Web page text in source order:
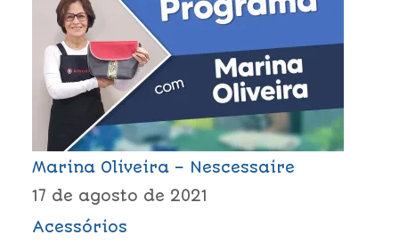
Marina Oliveira – Nescessaire
17 de agosto de 2021
Acessórios